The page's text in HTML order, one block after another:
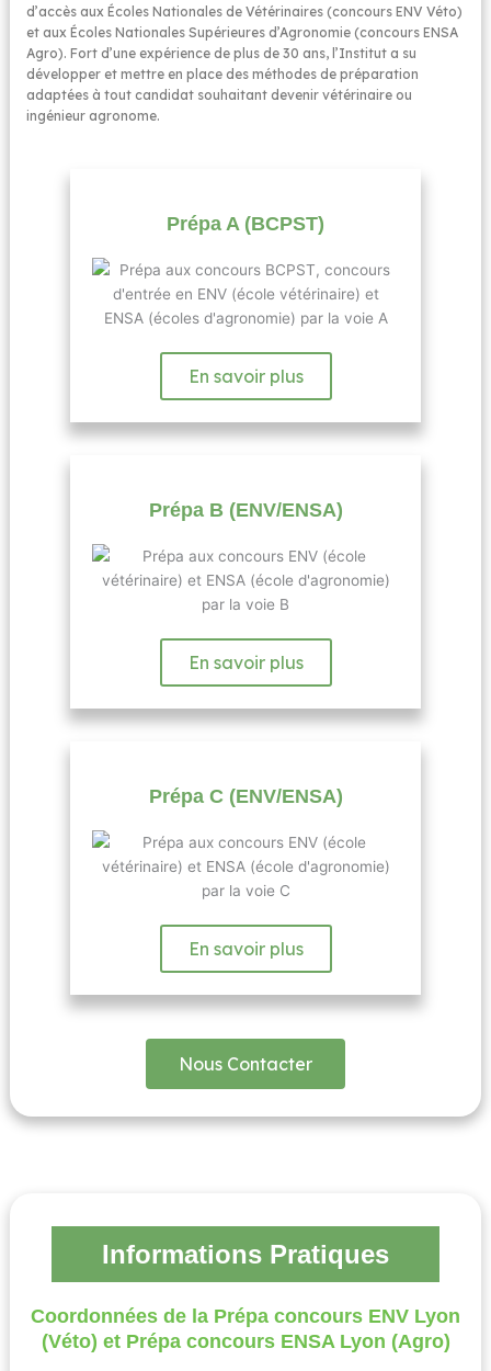
d’accès aux Écoles Nationales de Vétérinaires (concours ENV Véto)
et aux Écoles Nationales Supérieures d’Agronomie (concours ENSA
Agro). Fort d’une expérience de plus de 30 ans, l’Institut a su
développer et mettre en place des méthodes de préparation
adaptées à tout candidat souhaitant devenir vétérinaire ou
ingénieur agronome.
Prépa A (BCPST)
En savoir plus
Prépa B (ENV/ENSA)
En savoir plus
Prépa C (ENV/ENSA)
En savoir plus
Nous Contacter
Informations Pratiques
Coordonnées de la Prépa concours ENV Lyon
(Véto) et Prépa concours ENSA Lyon (Agro)​